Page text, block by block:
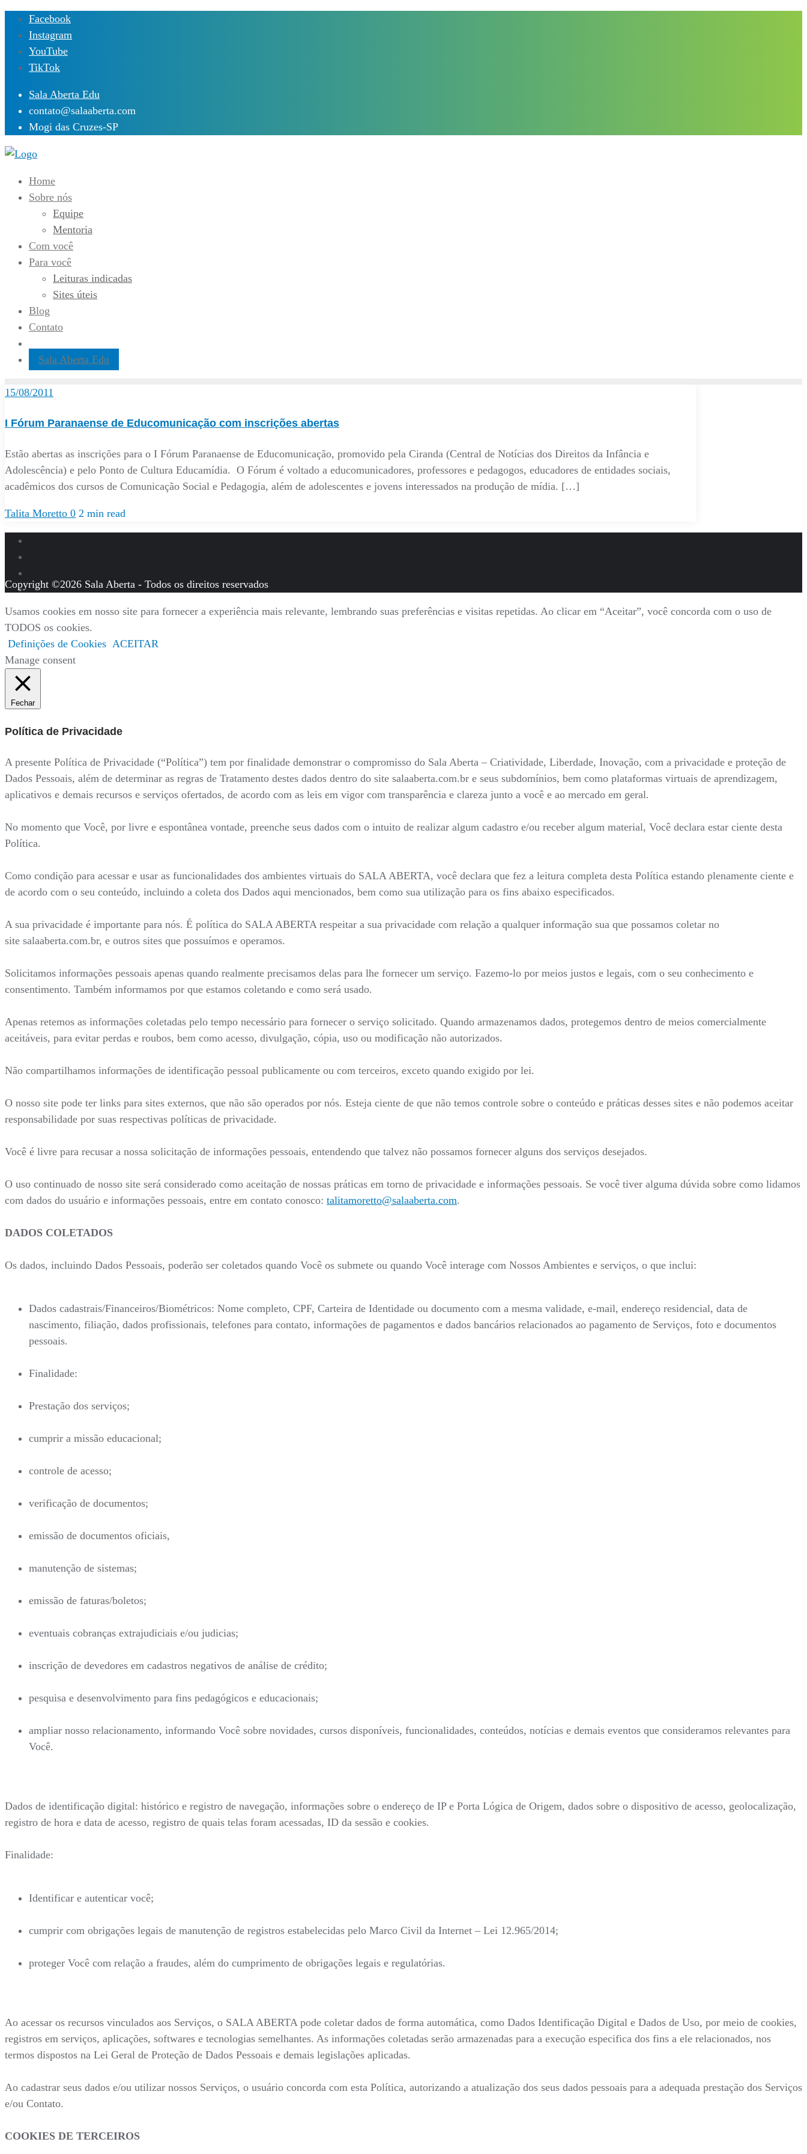
Skip
content
Facebook
Instagram
YouTube
TikTok
Sala Aberta Edu
contato@salaaberta.com
Mogi das Cruzes-SP
Home
Sobre nós
Equipe
Mentoria
Com você
Para você
Leituras indicadas
Sites úteis
Blog
Contato
Sala Aberta Edu
15/08/2011
I Fórum Paranaense de Educomunicação com inscrições abertas
Estão abertas as inscrições para o I Fórum Paranaense de Educomunicação, promovido pela Ciranda (Central de Notícias dos Direitos da Infância e
Adolescência) e pelo Ponto de Cultura Educamídia. O Fórum é voltado a educomunicadores, professores e pedagogos, educadores de entidades sociais,
acadêmicos dos cursos de Comunicação Social e Pedagogia, além de adolescentes e jovens interessados na produção de mídia. […]
Talita Moretto 0 2 min read
Copyright ©2026 Sala Aberta - Todos os direitos reservados
Usamos cookies em nosso site para fornecer a experiência mais relevante, lembrando suas preferências e visitas repetidas. Ao clicar em “Aceitar”, você concorda com o uso de
TODOS os cookies.
Definições de Cookies ACEITAR
Manage consent
Fechar
Política de Privacidade
A presente Política de Privacidade (“Política”) tem por finalidade demonstrar o compromisso do Sala Aberta – Criatividade, Liberdade, Inovação, com a privacidade e proteção de
Dados Pessoais, além de determinar as regras de Tratamento destes dados dentro do site salaaberta.com.br e seus subdomínios, bem como plataformas virtuais de aprendizagem,
aplicativos e demais recursos e serviços ofertados, de acordo com as leis em vigor com transparência e clareza junto a você e ao mercado em geral.
No momento que Você, por livre e espontânea vontade, preenche seus dados com o intuito de realizar algum cadastro e/ou receber algum material, Você declara estar ciente desta
Política.
Como condição para acessar e usar as funcionalidades dos ambientes virtuais do SALA ABERTA, você declara que fez a leitura completa desta Política estando plenamente ciente e
de acordo com o seu conteúdo, incluindo a coleta dos Dados aqui mencionados, bem como sua utilização para os fins abaixo especificados.
A sua privacidade é importante para nós. É política do SALA ABERTA respeitar a sua privacidade com relação a qualquer informação sua que possamos coletar no
site salaaberta.com.br, e outros sites que possuímos e operamos.
Solicitamos informações pessoais apenas quando realmente precisamos delas para lhe fornecer um serviço. Fazemo-lo por meios justos e legais, com o seu conhecimento e
consentimento. Também informamos por que estamos coletando e como será usado.
Apenas retemos as informações coletadas pelo tempo necessário para fornecer o serviço solicitado. Quando armazenamos dados, protegemos dentro de meios comercialmente
aceitáveis, para evitar perdas e roubos, bem como acesso, divulgação, cópia, uso ou modificação não autorizados.
Não compartilhamos informações de identificação pessoal publicamente ou com terceiros, exceto quando exigido por lei.
O nosso site pode ter links para sites externos, que não são operados por nós. Esteja ciente de que não temos controle sobre o conteúdo e práticas desses sites e não podemos aceitar
responsabilidade por suas respectivas políticas de privacidade.
Você é livre para recusar a nossa solicitação de informações pessoais, entendendo que talvez não possamos fornecer alguns dos serviços desejados.
O uso continuado de nosso site será considerado como aceitação de nossas práticas em torno de privacidade e informações pessoais. Se você tiver alguma dúvida sobre como lidamos
com dados do usuário e informações pessoais, entre em contato conosco: talitamoretto@salaaberta.com.
DADOS COLETADOS
Os dados, incluindo Dados Pessoais, poderão ser coletados quando Você os submete ou quando Você interage com Nossos Ambientes e serviços, o que inclui:
Dados cadastrais/Financeiros/Biométricos: Nome completo, CPF, Carteira de Identidade ou documento com a mesma validade, e-mail, endereço residencial, data de
nascimento, filiação, dados profissionais, telefones para contato, informações de pagamentos e dados bancários relacionados ao pagamento de Serviços, foto e documentos
pessoais.
Finalidade:
Prestação dos serviços;
cumprir a missão educacional;
controle de acesso;
verificação de documentos;
emissão de documentos oficiais,
manutenção de sistemas;
emissão de faturas/boletos;
eventuais cobranças extrajudiciais e/ou judicias;
inscrição de devedores em cadastros negativos de análise de crédito;
pesquisa e desenvolvimento para fins pedagógicos e educacionais;
ampliar nosso relacionamento, informando Você sobre novidades, cursos disponíveis, funcionalidades, conteúdos, notícias e demais eventos que consideramos relevantes para
Você.
Dados de identificação digital: histórico e registro de navegação, informações sobre o endereço de IP e Porta Lógica de Origem, dados sobre o dispositivo de acesso, geolocalização,
registro de hora e data de acesso, registro de quais telas foram acessadas, ID da sessão e cookies.
Finalidade:
Identificar e autenticar você;
cumprir com obrigações legais de manutenção de registros estabelecidas pelo Marco Civil da Internet – Lei 12.965/2014;
proteger Você com relação a fraudes, além do cumprimento de obrigações legais e regulatórias.
Ao acessar os recursos vinculados aos Serviços, o SALA ABERTA pode coletar dados de forma automática, como Dados Identificação Digital e Dados de Uso, por meio de cookies,
registros em serviços, aplicações, softwares e tecnologias semelhantes. As informações coletadas serão armazenadas para a execução especifica dos fins a ele relacionados, nos
termos dispostos na Lei Geral de Proteção de Dados Pessoais e demais legislações aplicadas.
Ao cadastrar seus dados e/ou utilizar nossos Serviços, o usuário concorda com esta Política, autorizando a atualização dos seus dados pessoais para a adequada prestação dos Serviços
e/ou Contato.
COOKIES DE TERCEIROS